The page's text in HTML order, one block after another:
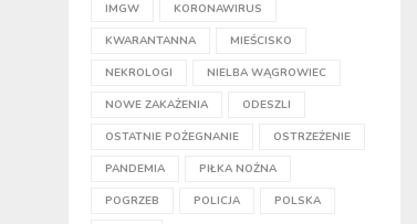
IMGW KORONAWIRUS
KWARANTANNA MIEŚCISKO
NEKROLOGI NIELBA WĄGROWIEC
NOWE ZAKAŻENIA ODESZLI
OSTATNIE POŻEGNANIE OSTRZEŻENIE
PANDEMIA PIŁKA NOŻNA
POGRZEB POLICJA POLSKA